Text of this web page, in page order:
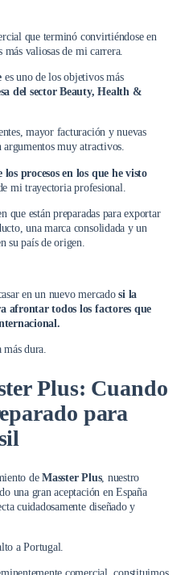
que terminó convirtiéndose en
más valiosas de mi carrera.
es uno de los objetivos más
del sector Beauty, Health &
mayor facturación y nuevas
muy atractivos.
procesos en los que he visto
mi trayectoria profesional.
que están preparadas para exportar
una marca consolidada y un
su país de origen.
en un nuevo mercadosi la
afrontar todos los factores que
dura.
Plus: Cuando
para
deMasster Plus, nuestro
una gran aceptación en España
cuidadosamente diseñado y
a Portugal.